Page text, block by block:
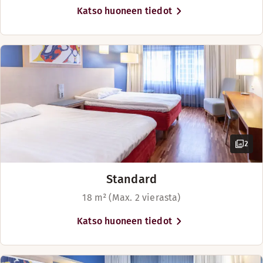
Katso huoneen tiedot
2
Standard
18 m² (Max. 2 vierasta)
Katso huoneen tiedot